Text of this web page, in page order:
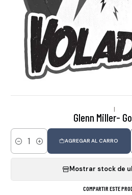
|
Glenn Miller-
Cantidad
AGREGAR AL CARRO
Mostrar stock de
COMPARTIR ESTE